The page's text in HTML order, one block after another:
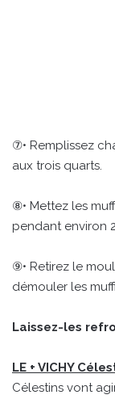
⑦• Remplissez
aux trois quarts.
⑧• Mettez les
pendant environ
⑨• Retirez le
démouler les
Laissez-les
LE + VICHY
Célestins vont